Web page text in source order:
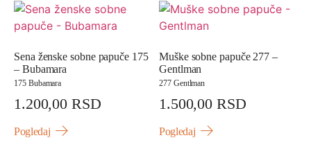
Sena ženske sobne papuče 175
– Bubamara
175 Bubamara
1.200,00RSD
Pogledaj
Muške sobne papuče 277 –
Gentlman
277 Gentlman
1.500,00RSD
Pogledaj